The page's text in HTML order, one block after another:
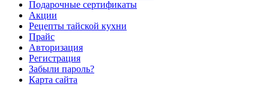
Подарочные сертификаты
Акции
Рецепты тайской кухни
Прайс
Авторизация
Регистрация
Забыли пароль?
Карта сайта